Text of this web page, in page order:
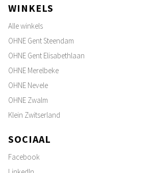
WINKELS
Alle winkels
OHNE Gent Steendam
OHNE Gent Elisabethlaan
OHNE Merelbeke
OHNE Nevele
OHNE Zwalm
Klein Zwitserland
SOCIAAL
Facebook